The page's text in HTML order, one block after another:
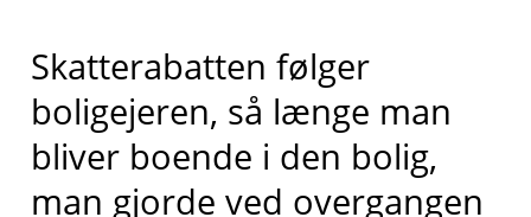
Skatterabatten følger
boligejeren, så længe man
bliver boende i den bolig,
man gjorde ved overgangen